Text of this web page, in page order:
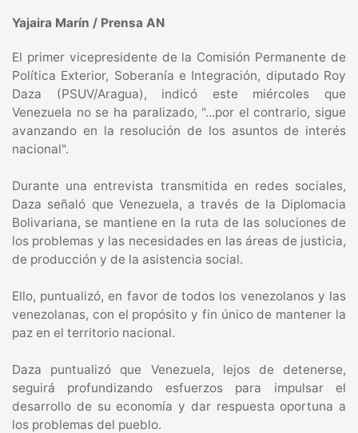
‎Yajaira Marín / Prensa AN
‎El primer vicepresidente de la Comisión Permanente de
Política Exterior, Soberanía e Integración, diputado Roy
Daza (PSUV/Aragua), indicó este miércoles que
Venezuela no se ha paralizado, "...por el contrario, sigue
avanzando en la resolución de los asuntos de interés
nacional".
‎Durante una entrevista transmitida en redes sociales,
Daza señaló que Venezuela, a través de la Diplomacia
Bolivariana, se mantiene en la ruta de las soluciones de
los problemas y las necesidades en las áreas de justicia,
de producción y de la asistencia social.
‎Ello, puntualizó, en favor de todos los venezolanos y las
venezolanas, con el propósito y fin único de mantener la
paz en el territorio nacional.
Daza puntualizó que ‎Venezuela, lejos de detenerse,
seguirá profundizando esfuerzos para impulsar el
desarrollo de su economía y dar respuesta oportuna a
los problemas del pueblo.